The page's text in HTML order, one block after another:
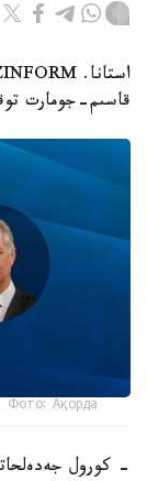
قاسىم-جومارت
Фото: Ақорда
- كورول